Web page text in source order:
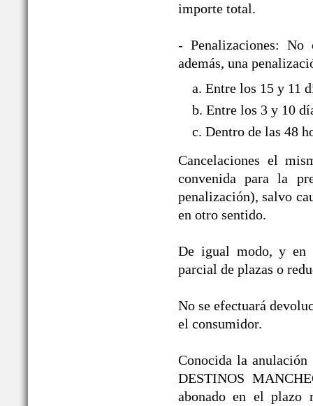
importe total.
- Penalizaciones: No
además, una
a. Entre los 15 y 11
b. Entre los 3 y 10
c. Dentro de las 48
Cancelaciones el
convenida para la
penalización), salvo
en otro sentido.
De igual modo, y en
parcial de plazas o
No se efectuará
el consumidor.
Conocida la
DESTINOS
abonado en el plazo